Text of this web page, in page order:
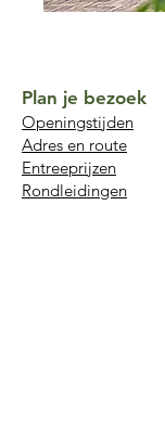
Plan je bezoek
Openingstijden
Adres en route
Entreeprijzen
Rondleidingen